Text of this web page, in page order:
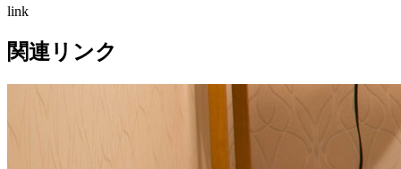
link
関連リンク